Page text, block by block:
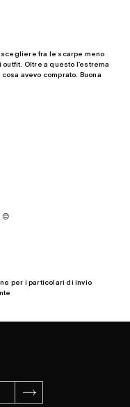
fra le scarpe meno
Oltre a questo l’estrema
avevo comprato. Buona
per i particolari di invio